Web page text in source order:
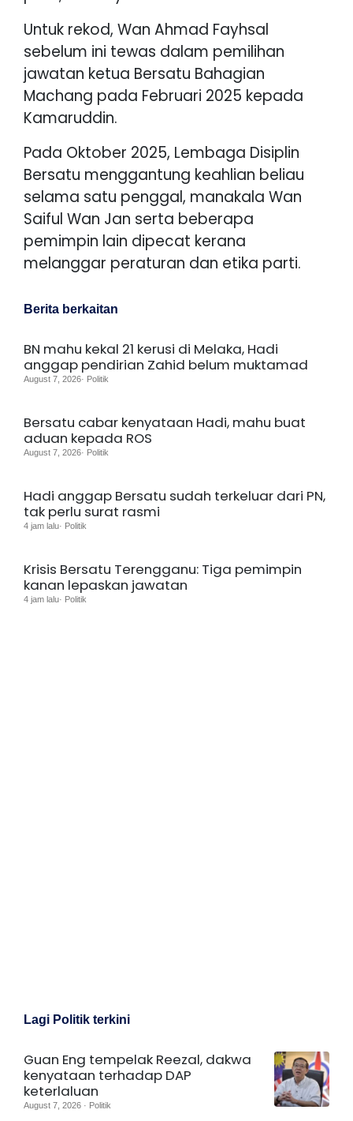
Untuk rekod, Wan Ahmad Fayhsal
sebelum ini tewas dalam pemilihan
jawatan ketua Bersatu Bahagian
Machang pada Februari 2025 kepada
Kamaruddin.
Pada Oktober 2025, Lembaga Disiplin
Bersatu menggantung keahlian beliau
selama satu penggal, manakala Wan
Saiful Wan Jan serta beberapa
pemimpin lain dipecat kerana
melanggar peraturan dan etika parti.
Berita berkaitan
BN mahu kekal 21 kerusi di Melaka, Hadi
anggap pendirian Zahid belum muktamad
August 7, 2026· Politik
Bersatu cabar kenyataan Hadi, mahu buat
aduan kepada ROS
August 7, 2026· Politik
Hadi anggap Bersatu sudah terkeluar dari PN,
tak perlu surat rasmi
4 jam lalu· Politik
Krisis Bersatu Terengganu: Tiga pemimpin
kanan lepaskan jawatan
4 jam lalu· Politik
Lagi Politik terkini
Guan Eng tempelak Reezal, dakwa
kenyataan terhadap DAP
keterlaluan
August 7, 2026 · Politik